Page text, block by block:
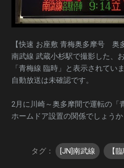
【快速 お座敷 青梅奥多摩号 奥
南武線 武蔵小杉駅で撮影した、
「青梅線 臨時」と表示されていま
自動放送は未確認です。
2月に川崎～奥多摩間で運転の「
ホームドア設置の関係でしょうか
タグ： [JN]南武線 【